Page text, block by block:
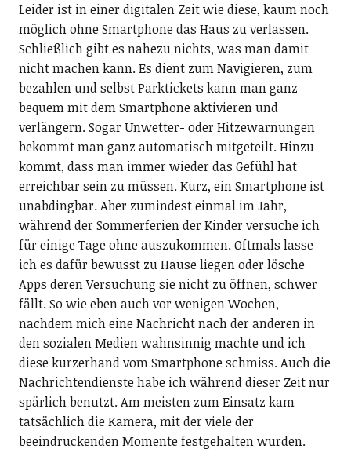
Leider ist in einer digitalen Zeit wie diese, kaum noch
möglich ohne Smartphone das Haus zu verlassen.
Schließlich gibt es nahezu nichts, was man damit
nicht machen kann. Es dient zum Navigieren, zum
bezahlen und selbst Parktickets kann man ganz
bequem mit dem Smartphone aktivieren und
verlängern. Sogar Unwetter- oder Hitzewarnungen
bekommt man ganz automatisch mitgeteilt. Hinzu
kommt, dass man immer wieder das Gefühl hat
erreichbar sein zu müssen. Kurz, ein Smartphone ist
unabdingbar. Aber zumindest einmal im Jahr,
während der Sommerferien der Kinder versuche ich
für einige Tage ohne auszukommen. Oftmals lasse
ich es dafür bewusst zu Hause liegen oder lösche
Apps deren Versuchung sie nicht zu öffnen, schwer
fällt. So wie eben auch vor wenigen Wochen,
nachdem mich eine Nachricht nach der anderen in
den sozialen Medien wahnsinnig machte und ich
diese kurzerhand vom Smartphone schmiss. Auch die
Nachrichtendienste habe ich während dieser Zeit nur
spärlich benutzt. Am meisten zum Einsatz kam
tatsächlich die Kamera, mit der viele der
beeindruckenden Momente festgehalten wurden.